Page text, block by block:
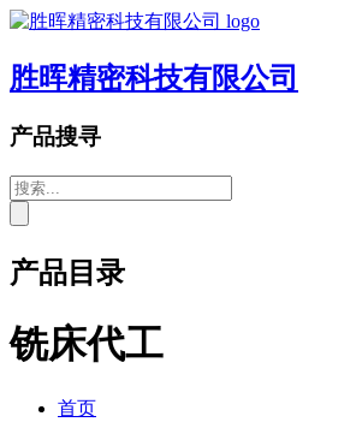
胜晖精密科技有限公司
产品搜寻
产品目录
铣床代工
首页